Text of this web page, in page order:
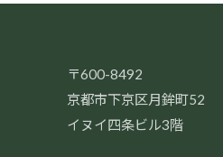
〒600-8492
京都市下京区月鉾町52
イヌイ四条ビル3階